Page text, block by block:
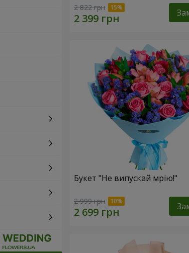
2 822 грн
Букет "Не випускай мрію!"
2 999 грн